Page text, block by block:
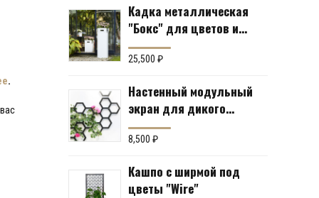
.
Кадка металлическая
"Бокс" для цветов и
кустов (6 вариантов)
25,500 ₽
Настенный модульный
экран для дикого
винограда "Коллекция
Соты"
8,500 ₽
Кашпо с ширмой под
цветы "Wire"